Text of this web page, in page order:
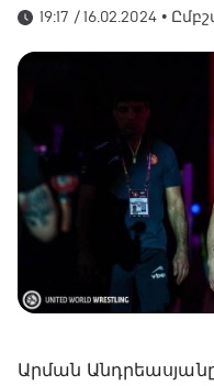
19:17 / 16.02.2024 •
Արման